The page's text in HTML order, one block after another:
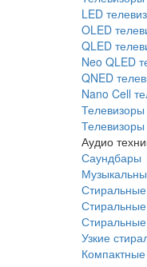
LED
OLED
QLED
Neo QLED
QNED
Nano Cell
Аудио
Саундбары
Узкие